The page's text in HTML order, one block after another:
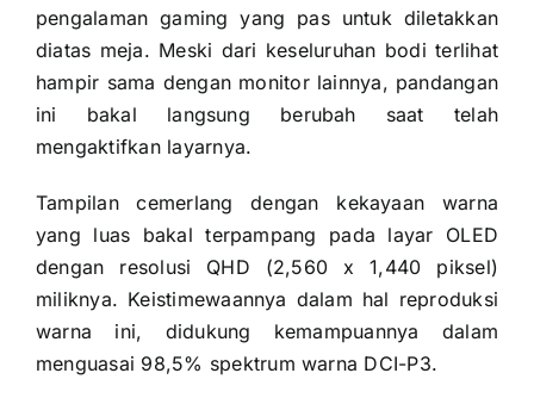
pengalaman gaming yang pas untuk diletakkan
diatas meja. Meski dari keseluruhan bodi terlihat
hampir sama dengan monitor lainnya, pandangan
ini bakal langsung berubah saat telah
mengaktifkan layarnya.
Tampilan cemerlang dengan kekayaan warna
yang luas bakal terpampang pada layar OLED
dengan resolusi QHD (2,560 x 1,440 piksel)
miliknya. Keistimewaannya dalam hal reproduksi
warna ini, didukung kemampuannya dalam
menguasai 98,5% spektrum warna DCI-P3.